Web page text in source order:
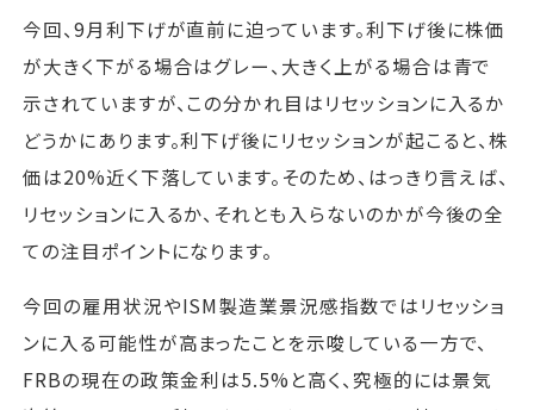
今回、9月利下げが直前に迫っています。利下げ後に株価
が大きく下がる場合はグレー、大きく上がる場合は青で
示されていますが、この分かれ目はリセッションに入るか
どうかにあります。利下げ後にリセッションが起こると、株
価は20%近く下落しています。そのため、はっきり言えば、
リセッションに入るか、それとも入らないのかが今後の全
ての注目ポイントになります。
今回の雇用状況やISM製造業景況感指数ではリセッショ
ンに入る可能性が高まったことを示唆している一方で、
FRBの現在の政策金利は5.5%と高く、究極的には景気